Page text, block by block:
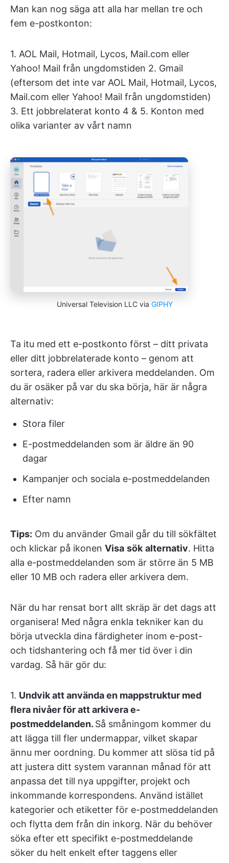
Man kan nog säga att alla har mellan tre och
fem e-postkonton:
1. AOL Mail, Hotmail, Lycos, Mail.com eller
Yahoo! Mail från ungdomstiden 2. Gmail
(eftersom det inte var AOL Mail, Hotmail, Lycos,
Mail.com eller Yahoo! Mail från ungdomstiden)
3. Ett jobbrelaterat konto 4 & 5. Konton med
olika varianter av vårt namn
Universal Television LLC via GIPHY
Ta itu med ett e-postkonto först – ditt privata
eller ditt jobbrelaterade konto – genom att
sortera, radera eller arkivera meddelanden. Om
du är osäker på var du ska börja, här är några
alternativ:
Stora filer
E-postmeddelanden som är äldre än 90
dagar
Kampanjer och sociala e-postmeddelanden
Efter namn
Tips: Om du använder Gmail går du till sökfältet
och klickar på ikonen Visa sök alternativ. Hitta
alla e-postmeddelanden som är större än 5 MB
eller 10 MB och radera eller arkivera dem.
När du har rensat bort allt skräp är det dags att
organisera! Med några enkla tekniker kan du
börja utveckla dina färdigheter inom e-post-
och tidshantering och få mer tid över i din
vardag. Så här gör du:
1. Undvik att använda en mappstruktur med
flera nivåer för att arkivera e-
postmeddelanden. Så småningom kommer du
att lägga till fler undermappar, vilket skapar
ännu mer oordning. Du kommer att slösa tid på
att justera ditt system varannan månad för att
anpassa det till nya uppgifter, projekt och
inkommande korrespondens. Använd istället
kategorier och etiketter för e-postmeddelanden
och flytta dem från din inkorg. När du behöver
söka efter ett specifikt e-postmeddelande
söker du helt enkelt efter taggens eller